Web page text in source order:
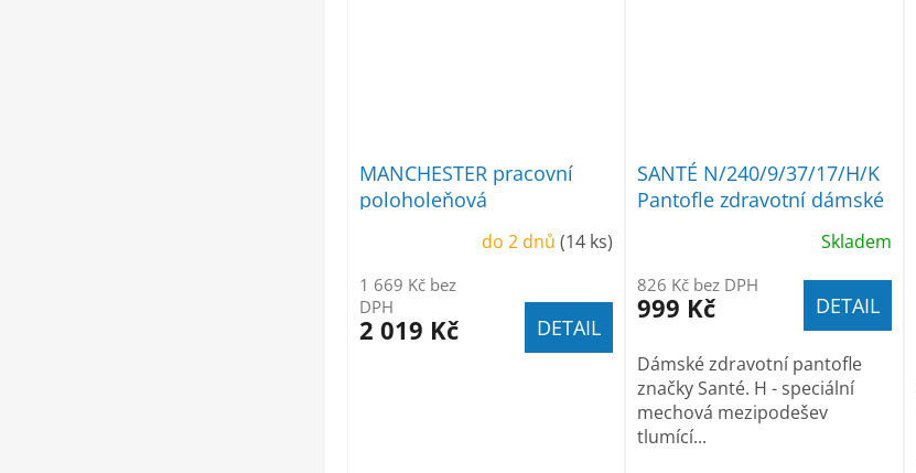
MANCHESTER pracovní
poloholeňová
do 2 dnů(14 ks)
1 669 Kč bez
DPH
2 019 Kč DETAIL
SANTÉ N/240/9/37/17/H/K
Pantofle zdravotní dámské
Skladem
826 Kč bez DPH
999 Kč DETAIL
Dámské zdravotní pantofle
značky Santé. H - speciální
mechová mezipodešev
tlumící...